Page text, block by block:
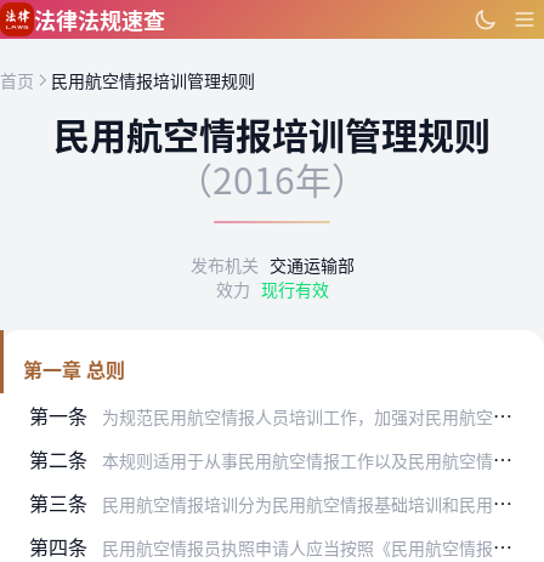
跳到主要内容
法律法规速查
首页 民用航空情报培训管理规则
民用航空情报培训管理规则
（2016年）
发布机关 交通运输部
效力 现行有效
第一章 总则
第一条
为规范民用航空情报人员培训工作，加强对民用航空情报培训工作的管理，根据《中华人民共和国民用航空法》，结合民用航空情报工作的实际情况，制定本规则。
第二条 本规则适用于从事民用航空情报工作以及民用航空情报培训工作的专业人员和机构。各民用航空情报服务机构和民用航空情报培训机构应当根据本规则，结合实际情况和需要，制定相…
第三条 民用航空情报培训分为民用航空情报基础培训和民用航空情报岗位培训。
第四条 民用航空情报员执照申请人应当按照《民用航空情报员执照管理规则》的要求在申请前完成基础培训和岗位资格培训。